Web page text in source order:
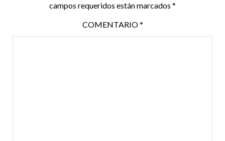
campos requeridos están marcados *
COMENTARIO*